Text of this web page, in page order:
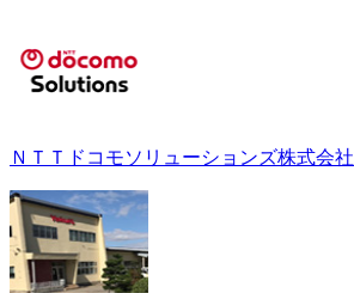
ＮＴＴドコモソリューションズ株式会社